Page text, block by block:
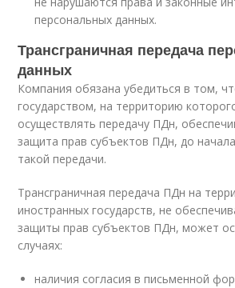
персональных данных.
Трансграничная передача
данных
Компания обязана убедиться в том,
государством, на территорию
осуществлять передачу ПДн,
защита прав субъектов ПДн, до
такой передачи.
Трансграничная передача ПДн на
иностранных государств, не
защиты прав субъектов ПДн, может
случаях:
наличия согласия в письменной